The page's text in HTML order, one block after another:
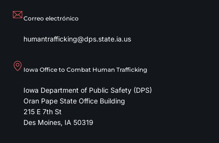
Correo electrónico
humantrafficking@dps.state.ia.us
Iowa Office to Combat Human Trafficking
Iowa Department of Public Safety (DPS)
Oran Pape State Office Building
215 E 7th St
Des Moines, IA 50319